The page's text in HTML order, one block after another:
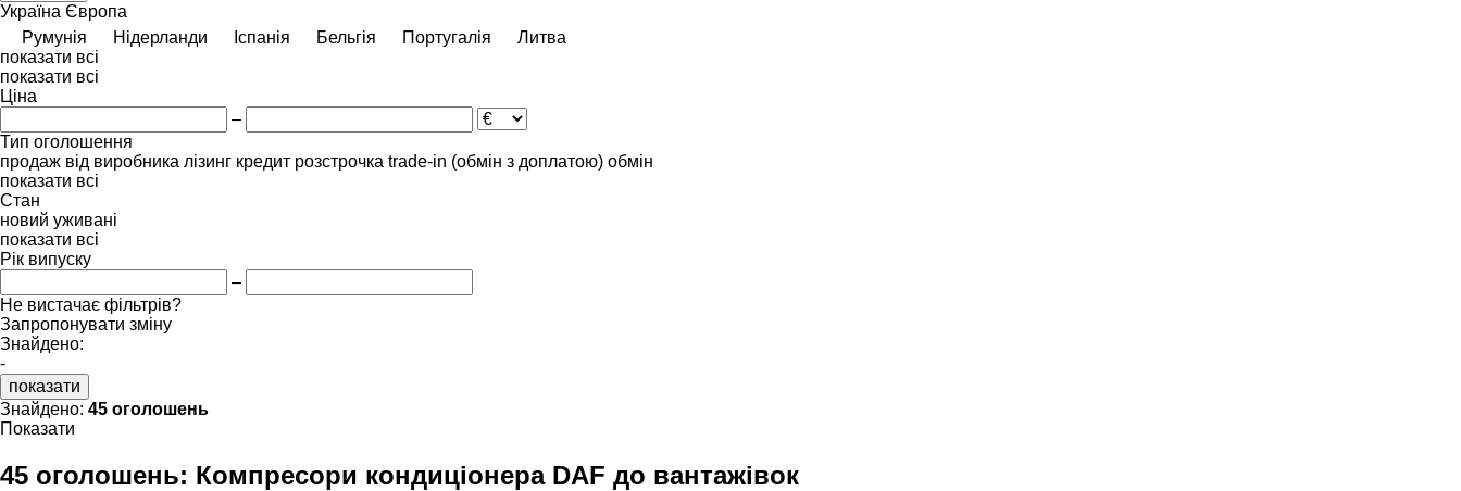
Україна Європа
Румунія
Нідерланди Іспанія Бельгія Португалія
Литва
показати всі
показати всі
Ціна
–
Тип оголошення
продаж від виробника лізинг кредит розстрочка trade-in (обмін з доплатою) обмін
показати всі
Стан
новий уживані
показати всі
Рік випуску
–
Не вистачає фільтрів?
Запропонувати зміну
Знайдено:
-
показати
Знайдено: 45 оголошень
Показати
45 оголошень: Компресори кондиціонера DAF до вантажівок